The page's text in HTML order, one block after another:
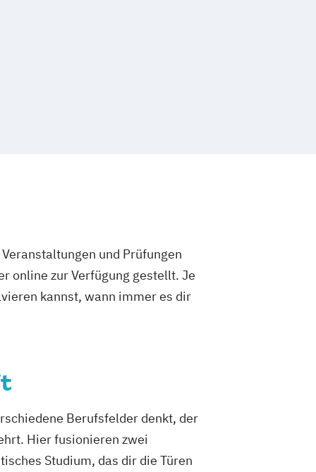
und Prüfungen
online zur Verfügung gestellt. Je
kannst, wann immer es dir
Berufsfelder denkt, der
Hier fusionieren zwei
Studium, das dir die Türen